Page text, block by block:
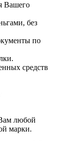
Вашего
без
по
средств
любой
марки.